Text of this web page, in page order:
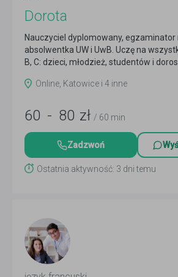
Dorota
Nauczyciel dyplomowany, egzaminator
absolwentka UW i UwB. Uczę na
B, C: dzieci, młodzież, studentów i
Online, Katowice i 4 inne
60 - 80 zł / 60 min
Zadzwoń
Ostatnia aktywność: 3 dni temu